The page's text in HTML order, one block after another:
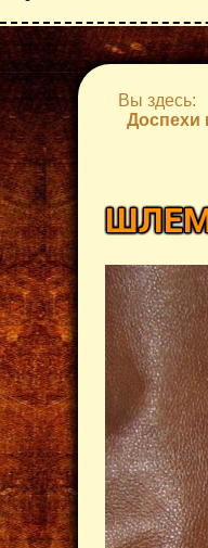
Вы здесь:
Доспехи